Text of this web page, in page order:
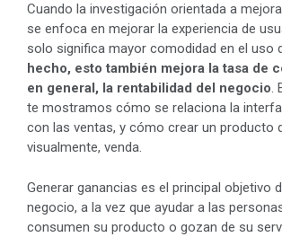
Cuando la investigación orientada a
se enfoca en mejorar la experiencia de
solo significa mayor comodidad en el uso
hecho, esto también mejora la tasa de
en general, la rentabilidad del negocio.
te mostramos cómo se relaciona la
con las ventas, y cómo crear un producto
visualmente, venda.
Generar ganancias es el principal objetivo
negocio, a la vez que ayudar a las
consumen su producto o gozan de su